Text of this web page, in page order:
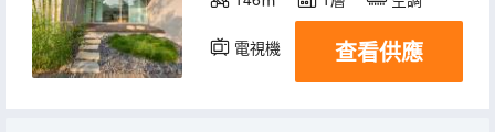
電視機 查看供應